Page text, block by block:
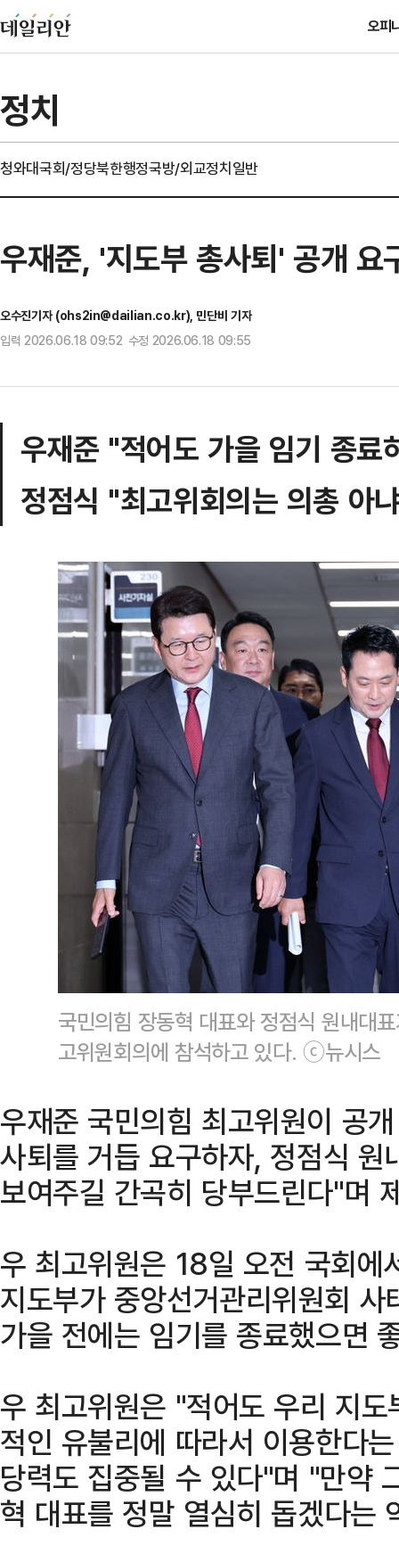
오피
정치
청와대국회/정당북한행정국방/외교정치일반
우재준, '지도부 총사퇴' 공개
오수진기자 (ohs2in@dailian.co.kr), 민단비 기자
입력 2026.06.18 09:52 수정 2026.06.18 09:55
우재준 "적어도 가을 임기 종료
정점식 "최고위회의는 의총 아
국민의힘 장동혁 대표와 정점식 원내대
고위원회의에 참석하고 있다. ⓒ뉴시스
우재준 국민의힘 최고위원이 공
사퇴를 거듭 요구하자, 정점식
보여주길 간곡히 당부드린다"며
우 최고위원은 18일 오전 국회에
지도부가 중앙선거관리위원회
가을 전에는 임기를 종료했으면
우 최고위원은 "적어도 우리 지
적인 유불리에 따라서 이용한다
당력도 집중될 수 있다"며 "만약
혁 대표를 정말 열심히 돕겠다는